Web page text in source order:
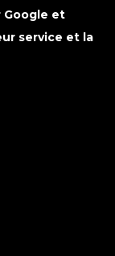
Google et
service et la